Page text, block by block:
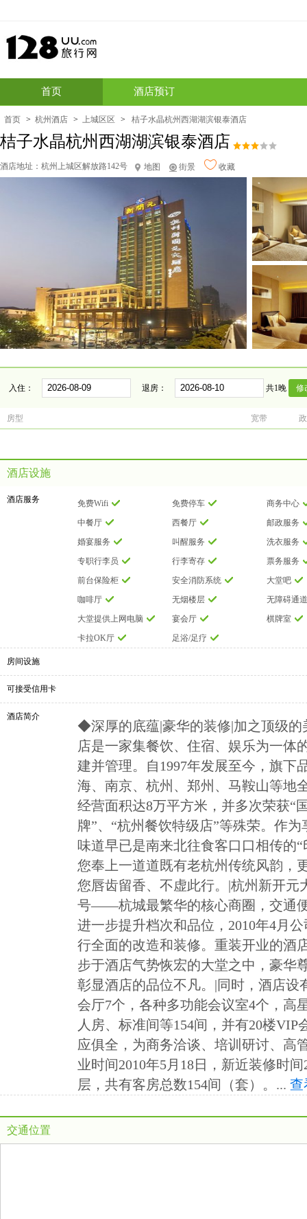
首页 酒店预订
首页 > 杭州酒店 > 上城区区 > 桔子水晶杭州西湖湖滨银泰酒店
桔子水晶杭州西湖湖滨银泰酒店
酒店地址： 杭州上城区解放路142号 地图 街景 收藏
入住： 退房： 共1晚
房型 宽带
酒店设施
酒店服务 免费Wifi 免费停车
商务中心
中餐厅
西餐厅
邮政服务
婚宴服务
叫醒服务
洗衣服务
专职行李员
行李寄存
票务服务
前台保险柜
安全消防系统
大堂吧
咖啡厅
无烟楼层
无障碍通道
大堂提供上网电脑
宴会厅
棋牌室
卡拉OK厅
足浴/足疗
房间设施
可接受信用卡
酒店简介
◆深厚的底蕴|豪华的装修|加之顶级
店是一家集餐饮、住宿、娱乐为一体
建并管理。自1997年发展至今，旗下
海、南京、杭州、郑州、马鞍山等地
经营面积达8万平方米，并多次荣获“
牌”、“杭州餐饮特级店”等殊荣。作
味道早已是南来北往食客口口相传的
您奉上一道道既有老杭州传统风韵，
您唇齿留香、不虚此行。|杭州新开元
号——杭城最繁华的核心商圈，交通
进一步提升档次和品位，2010年4月
行全面的改造和装修。重装开业的酒
步于酒店气势恢宏的大堂之中，豪华
彰显酒店的品位不凡。|同时，酒店
会厅7个，各种多功能会议室4个，高
人房、标准间等154间，并有20楼
应俱全，为商务洽谈、培训研讨、高
业时间2010年5月18日，新近装修时
层，共有客房总数154间（套）。 ... 查
交通位置